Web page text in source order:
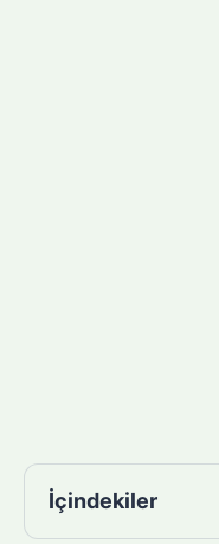
İçindekiler